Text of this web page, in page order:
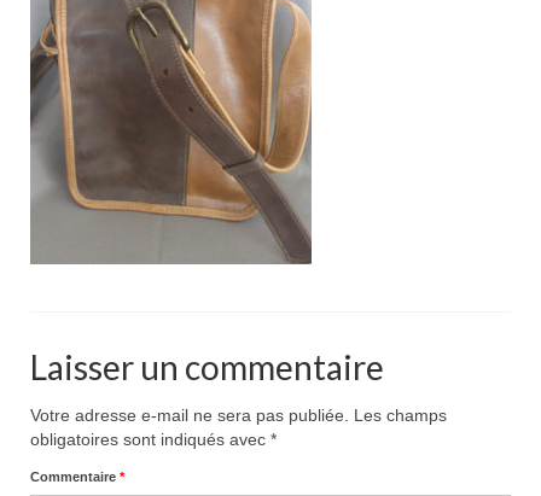
Pour acheter
Contact
Laisser un commentaire
Votre adresse e-mail ne sera pas publiée.
Les champs
obligatoires sont indiqués avec *
Commentaire *